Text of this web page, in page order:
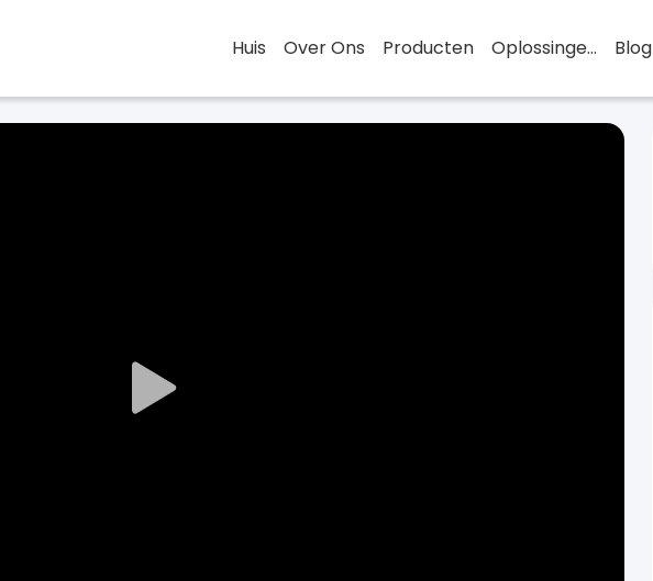
Huis Over Ons Producten Oplossingen Blog
Play